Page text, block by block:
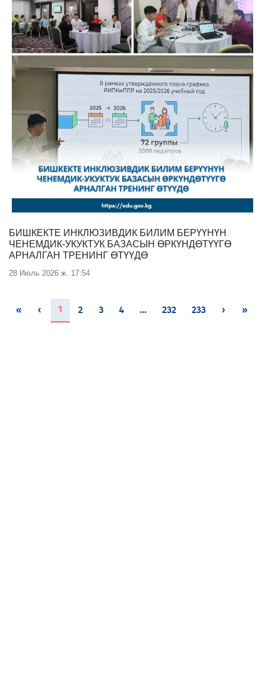
БИШКЕКТЕ ИНКЛЮЗИВДИК БИЛИМ БЕРҮҮНҮН
ЧЕНЕМДИК-УКУКТУК БАЗАСЫН ӨРКҮНДӨТҮҮГӨ
АРНАЛГАН ТРЕНИНГ ӨТҮҮДӨ
28 Июль 2026 ж. 17:54
« ‹ 1 (current)
2 3 4 ... 232 233 › »